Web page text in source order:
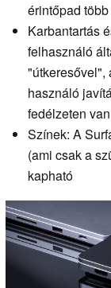
érintőpad
Karbantartás
felhasználó
"útkeresővel",
használó
fedélzeten van
Színek: A
(ami csak a
kapható